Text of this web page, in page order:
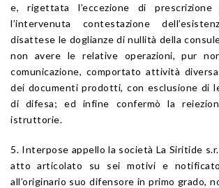
e, rigettata l’eccezione di
l’intervenuta contestazione
disattese le doglianze di nullità della
non avere le relative operazioni, pur
comunicazione, comportato attività
dei documenti prodotti, con esclusione di
di difesa; ed infine confermò la
istruttorie.
5. Interpose appello la società La Siritide
atto articolato su sei motivi e
all’originario suo difensore in primo grado,